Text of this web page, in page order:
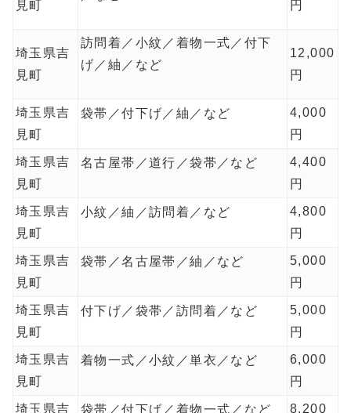
見町
円
埼玉県吉
見町
訪問着／小紋／着物一式／付下
げ／紬／など
12,000
円
埼玉県吉
見町
袋帯／付下げ／紬／など
4,000
円
埼玉県吉
見町
名古屋帯／道行／袋帯／など
4,400
円
埼玉県吉
見町
小紋／紬／訪問着／など
4,800
円
埼玉県吉
見町
袋帯／名古屋帯／紬／など
5,000
円
埼玉県吉
見町
付下げ／袋帯／訪問着／など
5,000
円
埼玉県吉
見町
着物一式／小紋／単衣／など
6,000
円
埼玉県吉
袋帯／付下げ／着物一式／など
8,200